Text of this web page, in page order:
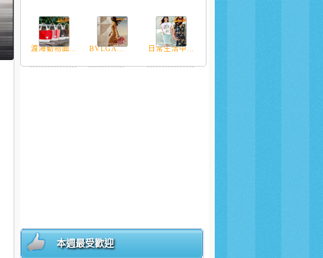
渡海動物園... BVLGA... 日常生活中...
本週最受歡迎